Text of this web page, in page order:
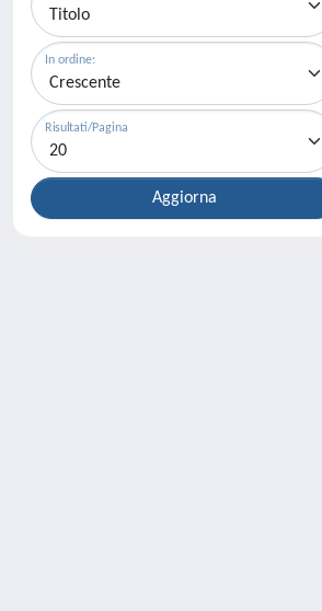
In ordine:
Risultati/Pagina